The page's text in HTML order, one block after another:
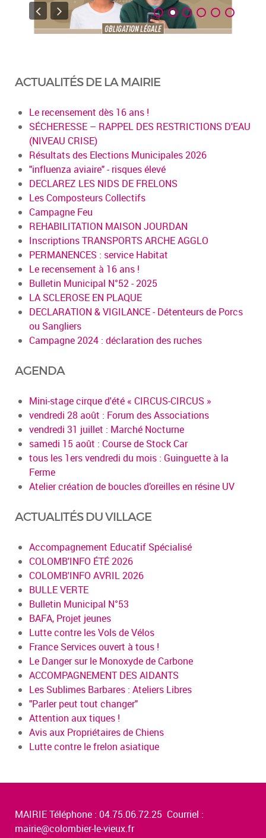
ACTUALITÉS DE LA MAIRIE
Le recensement dès 16 ans !
SÉCHERESSE – RAPPEL DES RESTRICTIONS D'EAU
(NIVEAU CRISE)
Résultats des Elections Municipales 2026
"influenza aviaire" - risques élevé
DECLAREZ LES NIDS DE FRELONS
Les Composteurs Collectifs
Campagne Feu
REHABILITATION MAISON JOURDAN
Inscriptions TRANSPORTS ARCHE AGGLO
PERMANENCES : service Habitat
Le recensement à 16 ans !
Bulletin Municipal N°52 - 2025
LA SCLEROSE EN PLAQUE
DECLARATION & VIGILANCE - Détenteurs de Porcs
ou Sangliers
Campagne 2024 : déclaration des ruches
AGENDA
Mini-stage cirque d'été « CIRCUS-CIRCUS »
vendredi 28 août : Forum des Associations
vendredi 31 juillet : Marché Nocturne
samedi 15 août : Course de Stock Car
tous les 1ers vendredi du mois : Guinguette à la
Ferme
Atelier création de boucles d’oreilles en résine UV
ACTUALITÉS DU VILLAGE
Accompagnement Educatif Spécialisé
COLOMB'INFO ÉTÉ 2026
COLOMB'INFO AVRIL 2026
BULLE VERTE
Bulletin Municipal N°53
BAFA, Projet jeunes
Lutte contre les Vols de Vélos
France Services ouvert à tous !
Le Danger sur le Monoxyde de Carbone
ACCOMPAGNEMENT DES AIDANTS
Les Sublimes Barbares : Ateliers Libres
"Parler peut tout changer"
Attention aux tiques !
Avis aux Propriétaires de Chiens
Lutte contre le frelon asiatique
MAIRIE Téléphone : 04.75.06.72.25 Courriel :
mairie@colombier-le-vieux.fr